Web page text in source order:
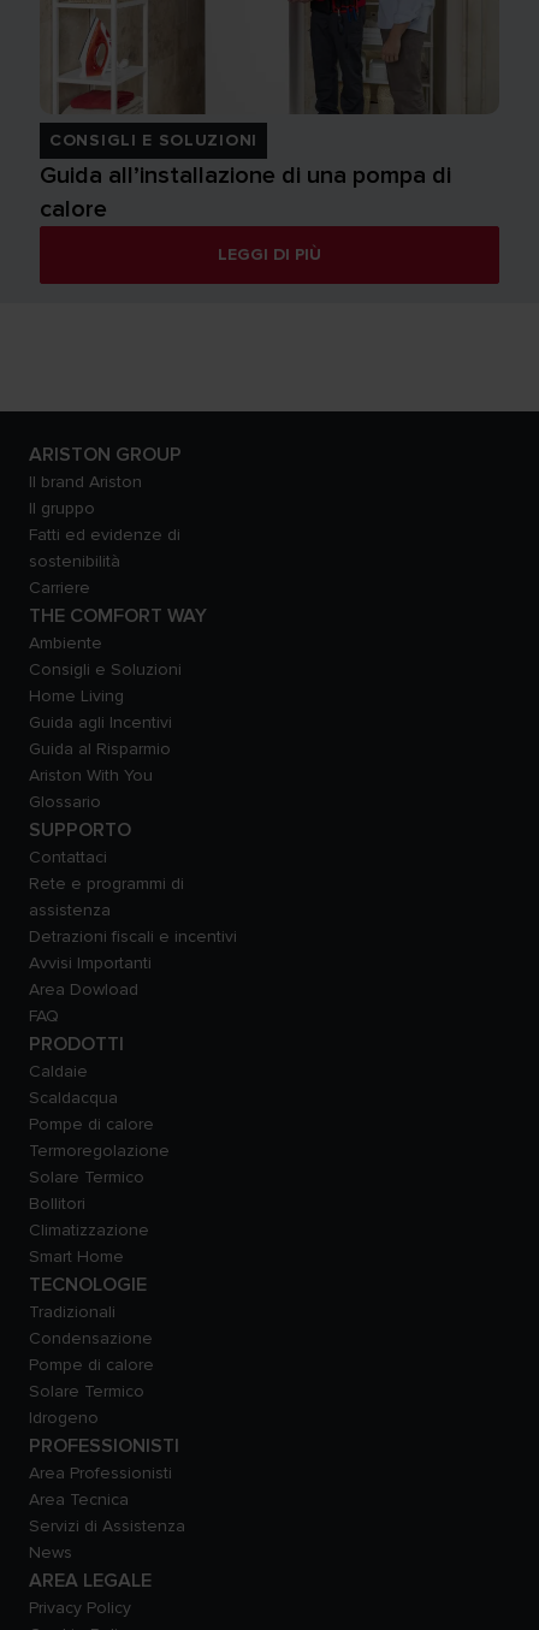
CONSIGLI E SOLUZIONI
Guida all’installazione di una pompa di
calore
LEGGI DI PIÙ
ARISTON GROUP
Il brand Ariston
Il gruppo
Fatti ed evidenze di
sostenibilità
Carriere
THE COMFORT WAY
Ambiente
Consigli e Soluzioni
Home Living
Guida agli Incentivi
Guida al Risparmio
Ariston With You
Glossario
SUPPORTO
Contattaci
Rete e programmi di
assistenza
Detrazioni fiscali e incentivi
Avvisi Importanti
Area Dowload
FAQ
PRODOTTI
Caldaie
Scaldacqua
Pompe di calore
Termoregolazione
Solare Termico
Bollitori
Climatizzazione
Smart Home
TECNOLOGIE
Tradizionali
Condensazione
Pompe di calore
Solare Termico
Idrogeno
PROFESSIONISTI
Area Professionisti
Area Tecnica
Servizi di Assistenza
News
AREA LEGALE
Privacy Policy